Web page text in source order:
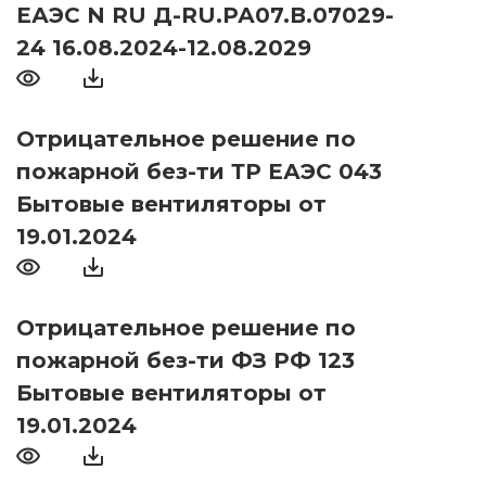
ЕАЭС N RU Д-RU.РА07.В.07029-
24 16.08.2024-12.08.2029
Отрицательное решение по
пожарной без-ти ТР ЕАЭС 043
Бытовые вентиляторы от
19.01.2024
Отрицательное решение по
пожарной без-ти ФЗ РФ 123
Бытовые вентиляторы от
19.01.2024